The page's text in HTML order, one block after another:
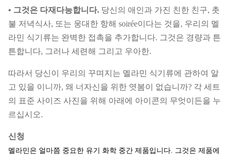
• 그것은 다재다능합니다. 당신의 애인과 가진 친한 친구, 촛
불 저녁식사, 또는 웅대한 항해 soirée이다는 것을, 우리의 멜
라민 식기류는 완벽한 접촉을 추가합니다. 그것은 경량과 튼
튼합니다, 그러나 세련해 그리고 우아한.
따라서 당신이 우리의 꾸며지는 멜라민 식기류에 관하여 알
고 있을 이니까, 왜 너자신을 위한 엿봄이 없습니까? 각 세트
의 표준 사이즈 사진을 위해 아래에 아이콘의 무엇이든을 누
르십시오.
신청
멜라민은 얼마쯤 중요한 유기 화학 중간 제품입니다. 그것은 제품에